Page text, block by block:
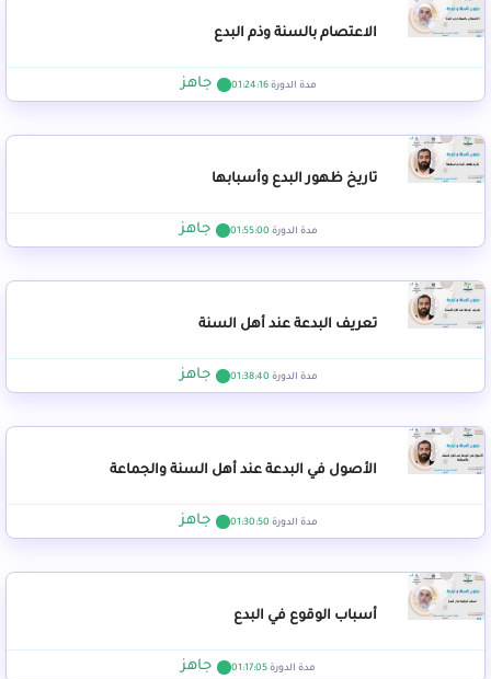
الاعتصام بالسنة وذم البدع
مدة الدورة01:24:16 جاهز
تاريخ ظهور البدع وأسبابها
مدة الدورة 01:55:00 جاهز
تعريف البدعة عند أهل السنة
مدة الدورة 01:38:40 جاهز
الأصول في البدعة عند أهل السنة والجماعة
مدة الدورة 01:30:50 جاهز
أسباب الوقوع في البدع
مدة الدورة 01:17:05 جاهز